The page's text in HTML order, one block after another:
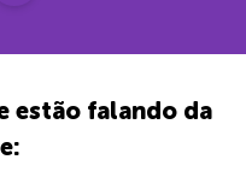
estão falando da